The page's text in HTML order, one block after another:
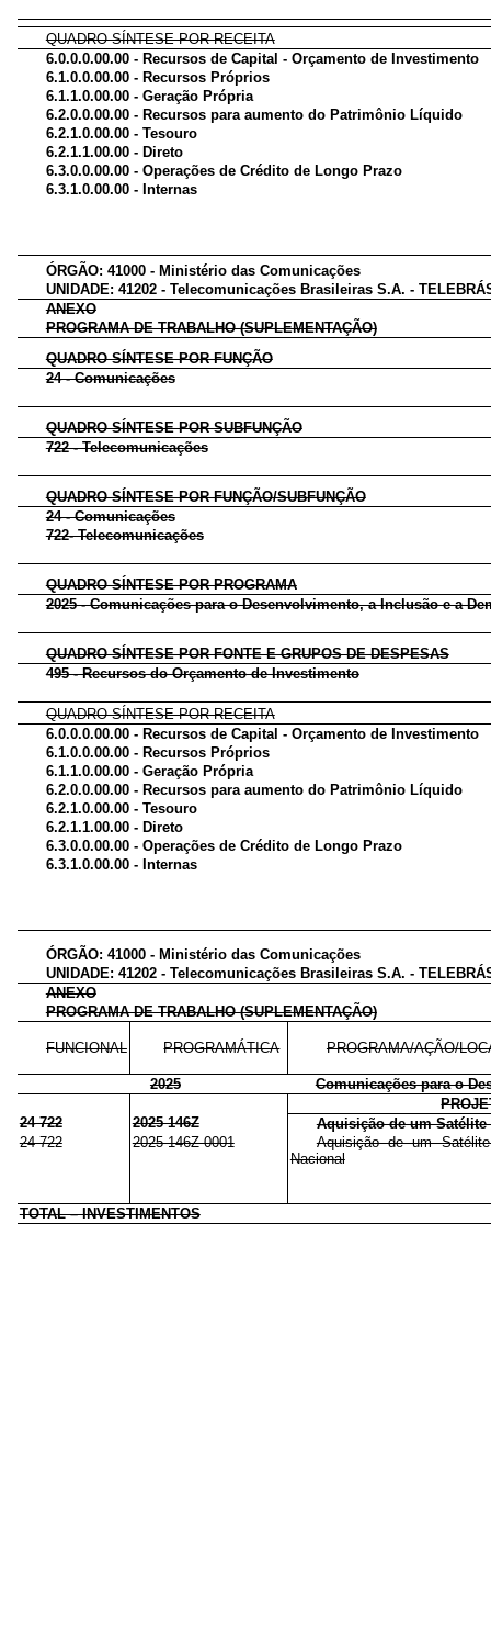
QUADRO SÍNTESE POR RECEITA
6.0.0.0.00.00 - Recursos de Capital - Orçamento de Investimento
6.1.0.0.00.00 - Recursos Próprios
6.1.1.0.00.00 - Geração Própria
6.2.0.0.00.00 - Recursos para aumento do Patrimônio Líquido
6.2.1.0.00.00 - Tesouro
6.2.1.1.00.00 - Direto
6.3.0.0.00.00 - Operações de Crédito de Longo Prazo
6.3.1.0.00.00 - Internas
ÓRGÃO: 41000 - Ministério das Comunicações
UNIDADE: 41202 - Telecomunicações Brasileiras S.A. -
ANEXO
PROGRAMA DE TRABALHO (SUPLEMENTAÇÃO)
QUADRO SÍNTESE POR FUNÇÃO
24 - Comunicações
QUADRO SÍNTESE POR SUBFUNÇÃO
722 - Telecomunicações
QUADRO SÍNTESE POR FUNÇÃO/SUBFUNÇÃO
24 - Comunicações
722- Telecomunicações
QUADRO SÍNTESE POR PROGRAMA
2025 - Comunicações para o Desenvolvimento, a Inclusão e a
QUADRO SÍNTESE POR FONTE E GRUPOS DE DESPESAS
495 - Recursos do Orçamento de Investimento
QUADRO SÍNTESE POR RECEITA
6.0.0.0.00.00 - Recursos de Capital - Orçamento de Investimento
6.1.0.0.00.00 - Recursos Próprios
6.1.1.0.00.00 - Geração Própria
6.2.0.0.00.00 - Recursos para aumento do Patrimônio Líquido
6.2.1.0.00.00 - Tesouro
6.2.1.1.00.00 - Direto
6.3.0.0.00.00 - Operações de Crédito de Longo Prazo
6.3.1.0.00.00 - Internas
ÓRGÃO: 41000 - Ministério das Comunicações
UNIDADE: 41202 - Telecomunicações Brasileiras S.A. -
ANEXO
PROGRAMA DE TRABALHO (SUPLEMENTAÇÃO)
FUNCIONAL PROGRAMÁTICA PROGRAMA/AÇÃO/
2025
Comunicações para o
24 722
2025 146Z
Aquisição de um
24 722
2025 146Z 0001
Aquisição de um
Nacional
TOTAL – INVESTIMENTOS